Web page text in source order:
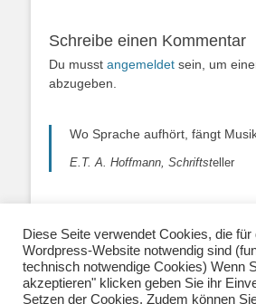
Schreibe einen Kommentar
Du musst angemeldet sein, um
abzugeben.
Wo Sprache aufhört, fängt
E.T. A. Hoffmann, Schriftsteller
Über uns|Impressum|
Kontakt|Newsletter| E-Mail:
info@musiklehrernetzwerk.de
Diese Seite verwendet Cookies, die für
Wordpress-Website notwendig sind
technisch notwendige Cookies) Wenn
akzeptieren" klicken geben Sie ihr
Setzen der Cookies. Zudem können